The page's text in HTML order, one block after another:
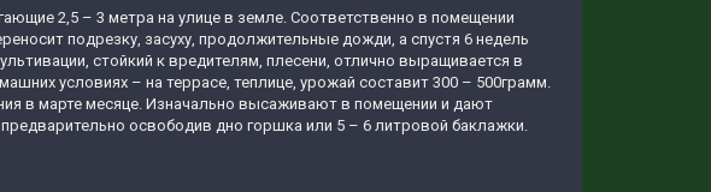
2,5 – 3 метра на улице в земле. Соответственно в помещении
подрезку, засуху, продолжительные дожди, а спустя 6 недель
стойкий к вредителям, плесени, отлично выращивается в
условиях – на террасе, теплице, урожай составит 300 – 500грамм.
в марте месяце. Изначально высаживают в помещении и дают
освободив дно горшка или 5 – 6 литровой баклажки.